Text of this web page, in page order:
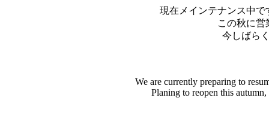
現在メインテナンス中
この秋に営
今しばら
We are currently preparing to
Planing to reopen this